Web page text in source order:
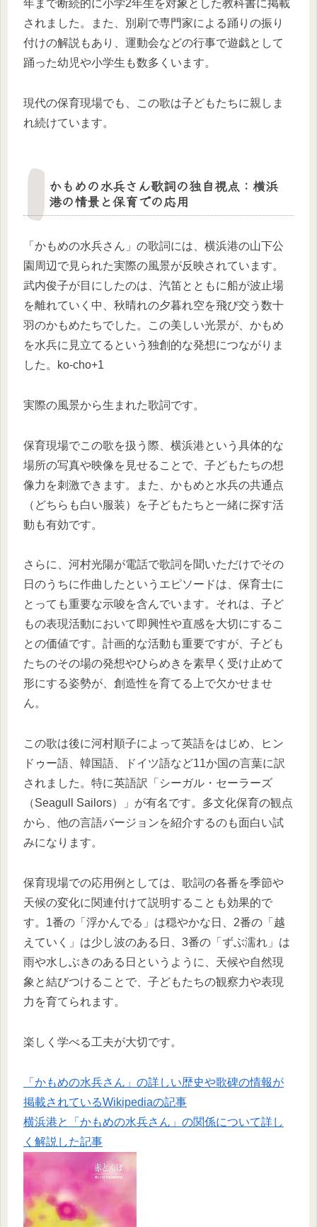
年まで断続的に小学2年生を対象とした教科書に掲載
されました。また、別刷で専門家による踊りの振り
付けの解説もあり、運動会などの行事で遊戯として
踊った幼児や小学生も数多くいます。
現代の保育現場でも、この歌は子どもたちに親しま
れ続けています。
かもめの水兵さん歌詞の独自視点：横浜
港の情景と保育での応用
「かもめの水兵さん」の歌詞には、横浜港の山下公
園周辺で見られた実際の風景が反映されています。
武内俊子が目にしたのは、汽笛とともに船が波止場
を離れていく中、秋晴れの夕暮れ空を飛び交う数十
羽のかもめたちでした。この美しい光景が、かもめ
を水兵に見立てるという独創的な発想につながりま
した。ko-cho+1
実際の風景から生まれた歌詞です。
保育現場でこの歌を扱う際、横浜港という具体的な
場所の写真や映像を見せることで、子どもたちの想
像力を刺激できます。また、かもめと水兵の共通点
（どちらも白い服装）を子どもたちと一緒に探す活
動も有効です。
さらに、河村光陽が電話で歌詞を聞いただけでその
日のうちに作曲したというエピソードは、保育士に
とっても重要な示唆を含んでいます。それは、子ど
もの表現活動において即興性や直感を大切にするこ
との価値です。計画的な活動も重要ですが、子ども
たちのその場の発想やひらめきを素早く受け止めて
形にする姿勢が、創造性を育てる上で欠かせませ
ん。
この歌は後に河村順子によって英語をはじめ、ヒン
ドゥー語、韓国語、ドイツ語など11か国の言葉に訳
されました。特に英語訳「シーガル・セーラーズ
（Seagull Sailors）」が有名です。多文化保育の観点
から、他の言語バージョンを紹介するのも面白い試
みになります。
保育現場での応用例としては、歌詞の各番を季節や
天候の変化に関連付けて説明することも効果的で
す。1番の「浮かんでる」は穏やかな日、2番の「越
えていく」は少し波のある日、3番の「ずぶ濡れ」は
雨や水しぶきのある日というように、天候や自然現
象と結びつけることで、子どもたちの観察力や表現
力を育てられます。
楽しく学べる工夫が大切です。
「かもめの水兵さん」の詳しい歴史や歌碑の情報が
掲載されているWikipediaの記事
横浜港と「かもめの水兵さん」の関係について詳し
く解説した記事